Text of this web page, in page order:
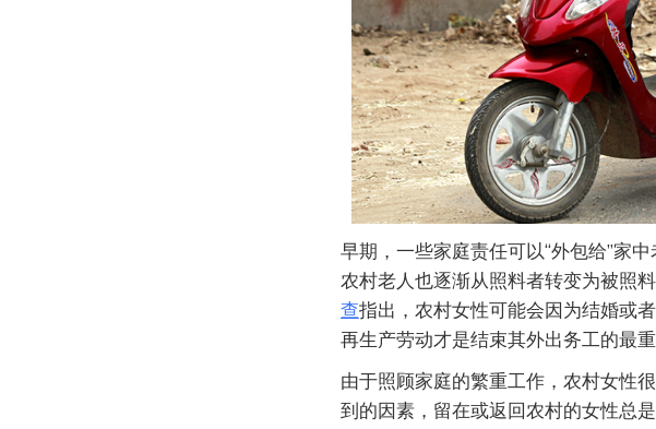
早期，一些家庭责任可以“外包给”家
农村老人也逐渐从照料者转变为被照
查指出，农村女性可能会因为结婚或
再生产劳动才是结束其外出务工的最重
由于照顾家庭的繁重工作，农村女性
到的因素，留在或返回农村的女性总